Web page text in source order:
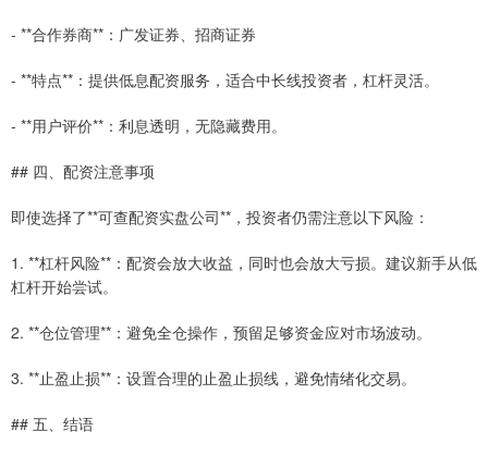
- **合作券商**：广发证券、招商证券
- **特点**：提供低息配资服务，适合中长线投资者，杠杆灵活。
- **用户评价**：利息透明，无隐藏费用。
## 四、配资注意事项
即使选择了**可查配资实盘公司**，投资者仍需注意以下风险：
1. **杠杆风险**：配资会放大收益，同时也会放大亏损。建议新手从低
杠杆开始尝试。
2. **仓位管理**：避免全仓操作，预留足够资金应对市场波动。
3. **止盈止损**：设置合理的止盈止损线，避免情绪化交易。
## 五、结语